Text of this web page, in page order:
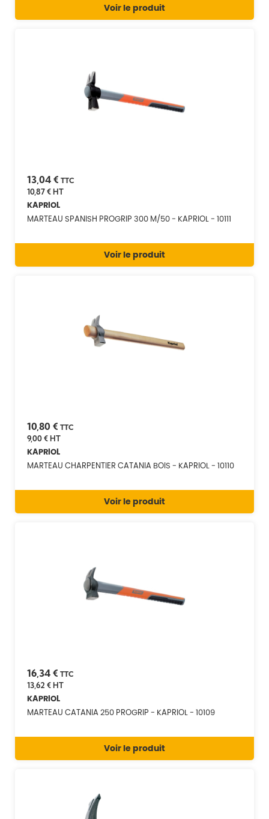
Voir le produit
13,04 € TTC
10,87 €HT
KAPRIOL
MARTEAU SPANISH PROGRIP 300 M/50 - KAPRIOL - 10111
Voir le produit
10,80 € TTC
9,00 €HT
KAPRIOL
MARTEAU CHARPENTIER CATANIA BOIS - KAPRIOL - 10110
Voir le produit
16,34 € TTC
13,62 €HT
KAPRIOL
MARTEAU CATANIA 250 PROGRIP - KAPRIOL - 10109
Voir le produit